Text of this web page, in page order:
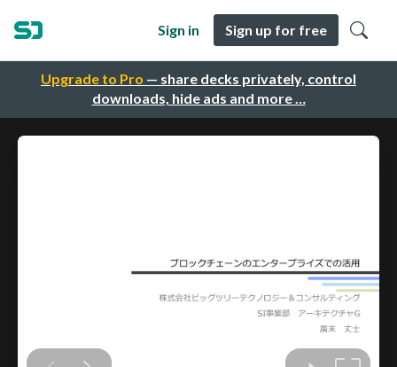
Upgrade to Pro — share decks privately, control
downloads, hide ads and more …
Sign in Sign up for free